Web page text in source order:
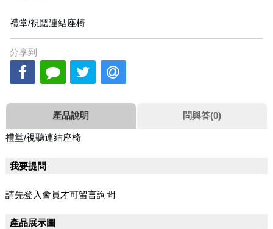
禮堂/視聽連結座椅
分享到
產品說明 問與答(0)
禮堂/視聽連結座椅
我要提問
請先登入會員才可留言詢問
產品展示圖